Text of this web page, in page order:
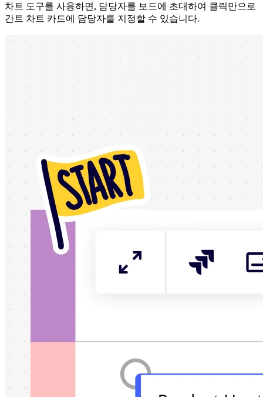
차트 도구를 사용하면, 담당자를 보드에 초대하여 클릭만으로
간트 차트 카드에 담당자를 지정할 수 있습니다.